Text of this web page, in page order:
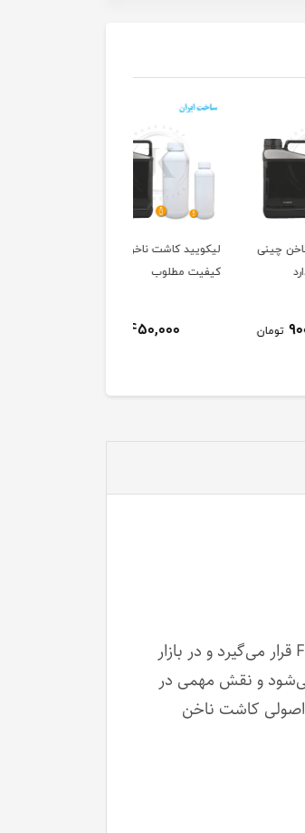
لیکویید کاشت ناخن ایرانی
کیفیت مطلوب
تومان
است که در دسته محصولات Fungal قرار می‌گیرد و در بازار
و نقش مهمی در
اصولی کاشت ناخن